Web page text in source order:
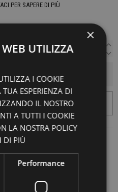
PER SAPERE DI PIÙ
×
UTILIZZA
I COOKIE
ESPERIENZA DI
IL NOSTRO
A TUTTI I COOKIE
LA NOSTRA POLICY
DI PIÙ
Performance